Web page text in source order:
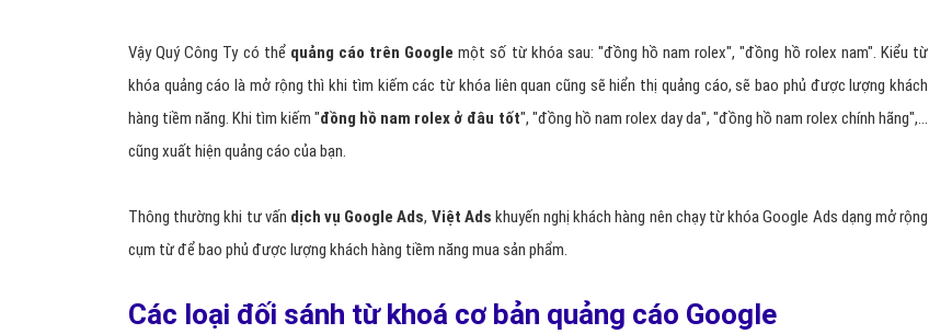
Vậy Quý Công Ty có thể quảng cáo trên Google một số từ khóa sau: "đồng hồ nam rolex", "đồng hồ rolex nam". Kiểu từ
khóa quảng cáo là mở rộng thì khi tìm kiếm các từ khóa liên quan cũng sẽ hiển thị quảng cáo, sẽ bao phủ được lượng khách
hàng tiềm năng. Khi tìm kiếm "đồng hồ nam rolex ở đâu tốt", "đồng hồ nam rolex day da", "đồng hồ nam rolex chính hãng",...
cũng xuất hiện quảng cáo của bạn.
Thông thường khi tư vấn dịch vụ Google Ads, Việt Ads khuyến nghị khách hàng nên chạy từ khóa Google Ads dạng mở rộng
cụm từ để bao phủ được lượng khách hàng tiềm năng mua sản phẩm.
Các loại đối sánh từ khoá cơ bản quảng cáo Google